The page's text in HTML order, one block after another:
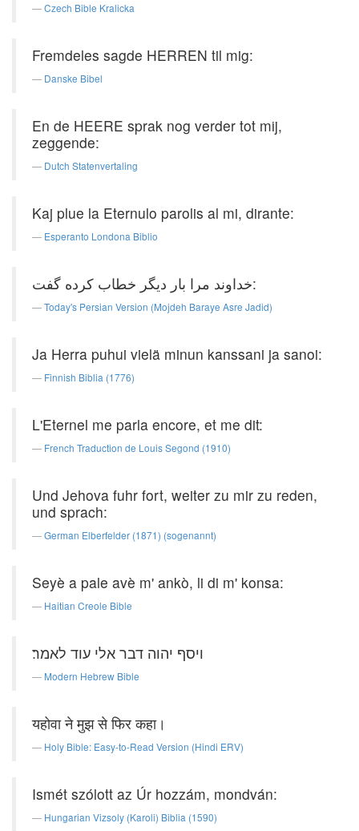
Czech Bible Kralicka
Fremdeles sagde HERREN til mig:
Danske Bibel
En de HEERE sprak nog verder tot mij,
zeggende:
Dutch Statenvertaling
Kaj plue la Eternulo parolis al mi, dirante:
Esperanto Londona Biblio
خداوند مرا بار دیگر خطاب کرده گفت:
Today's Persian Version (Mojdeh Baraye Asre Jadid)
Ja Herra puhui vielä minun kanssani ja sanoi:
Finnish Biblia (1776)
L'Eternel me parla encore, et me dit:
French Traduction de Louis Segond (1910)
Und Jehova fuhr fort, weiter zu mir zu reden,
und sprach:
German Elberfelder (1871) (sogenannt)
Seyè a pale avè m' ankò, li di m' konsa:
Haitian Creole Bible
ויסף יהוה דבר אלי עוד לאמר׃
Modern Hebrew Bible
यहोवा ने मुझ से फिर कहा।
Holy Bible: Easy-to-Read Version (Hindi ERV)
Ismét szólott az Úr hozzám, mondván:
Hungarian Vizsoly (Karoli) Biblia (1590)